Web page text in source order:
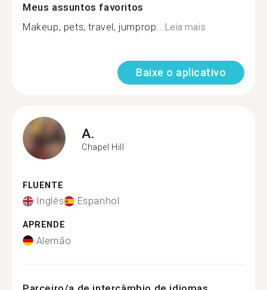
Meus assuntos favoritos
Makeup, pets, travel, jumprop... Leia mais
Baixe o aplicativo
A.
Chapel Hill
FLUENTE
Inglês Espanhol
APRENDE
Alemão